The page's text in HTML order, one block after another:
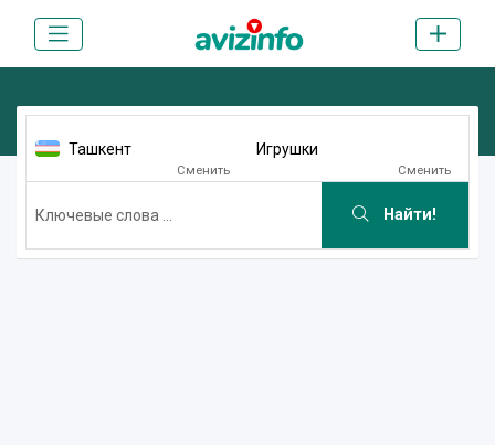
Ташкент
Сменить
Игрушки
Сменить
Найти!